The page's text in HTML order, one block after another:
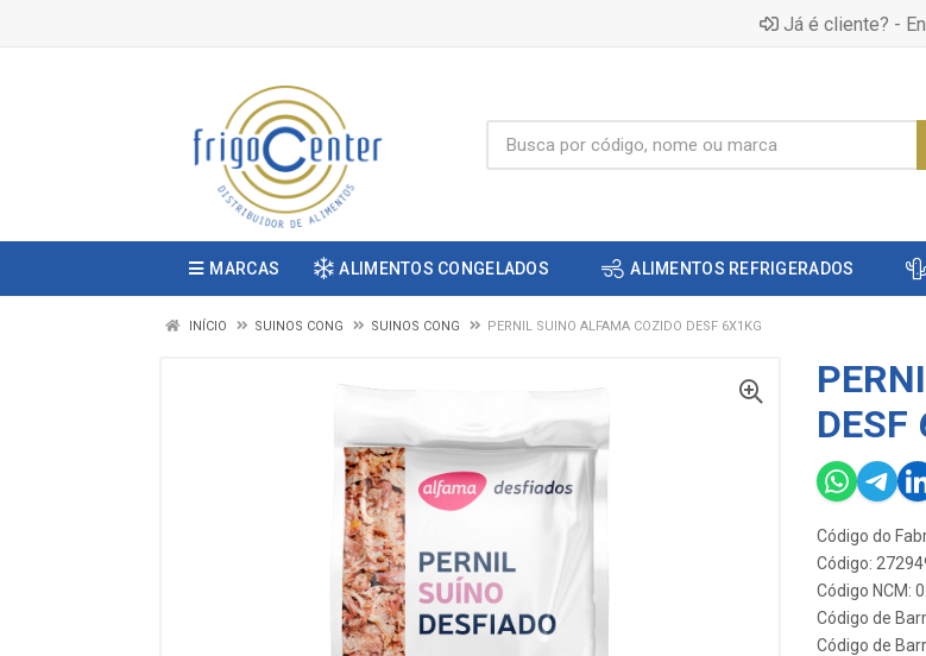
Já é cliente? -
MARCAS ALIMENTOS CONGELADOS ALIMENTOS REFRIGERADOS
INÍCIO SUINOS CONG SUINOS CONG PERNIL SUINO ALFAMA COZIDO DESF 6X1KG
DESF
Código do
Código:
Código NCM:
Código de
Código de